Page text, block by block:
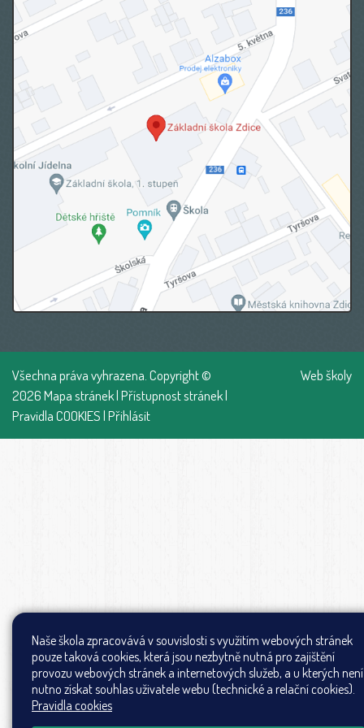
Všechna práva vyhrazena. Copyright ©
2026Mapa stránek|Přístupnost stránek|
Pravidla COOKIES|Přihlásit
Web školy
Naše škola zpracovává v souvislosti s využitím webových stránek
pouze taková cookies, která jsou nezbytně nutná pro zajištění
provozu webových stránek a internetových služeb, a u kterých není
nutno získat souhlas uživatele webu (technické a relační cookies).
Pravidla cookies